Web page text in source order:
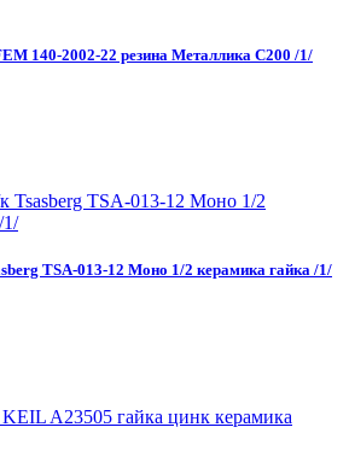
140-2002-22 резина Металлика С200 /1/
TSA-013-12 Моно 1/2 керамика гайка /1/